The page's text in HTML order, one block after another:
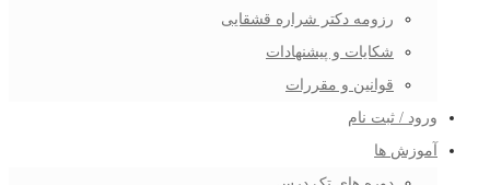
رزومه دکتر شراره قشقایی
شکایات و پیشنهادات
قوانین و مقررات
ورود / ثبت نام
آموزش ها